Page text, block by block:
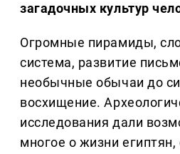
загадочных культур
Огромные пирамиды,
система, развитие
необычные обычаи до
восхищение.
исследования дали
многое о жизни